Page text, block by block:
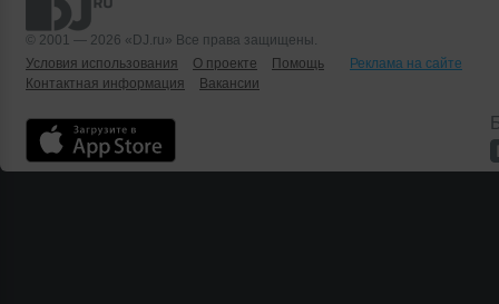
© 2001 — 2026 «DJ.ru» Все права защищены.
Условия использования
О проекте Помощь
Реклама на сайте
Контактная информация
Вакансии